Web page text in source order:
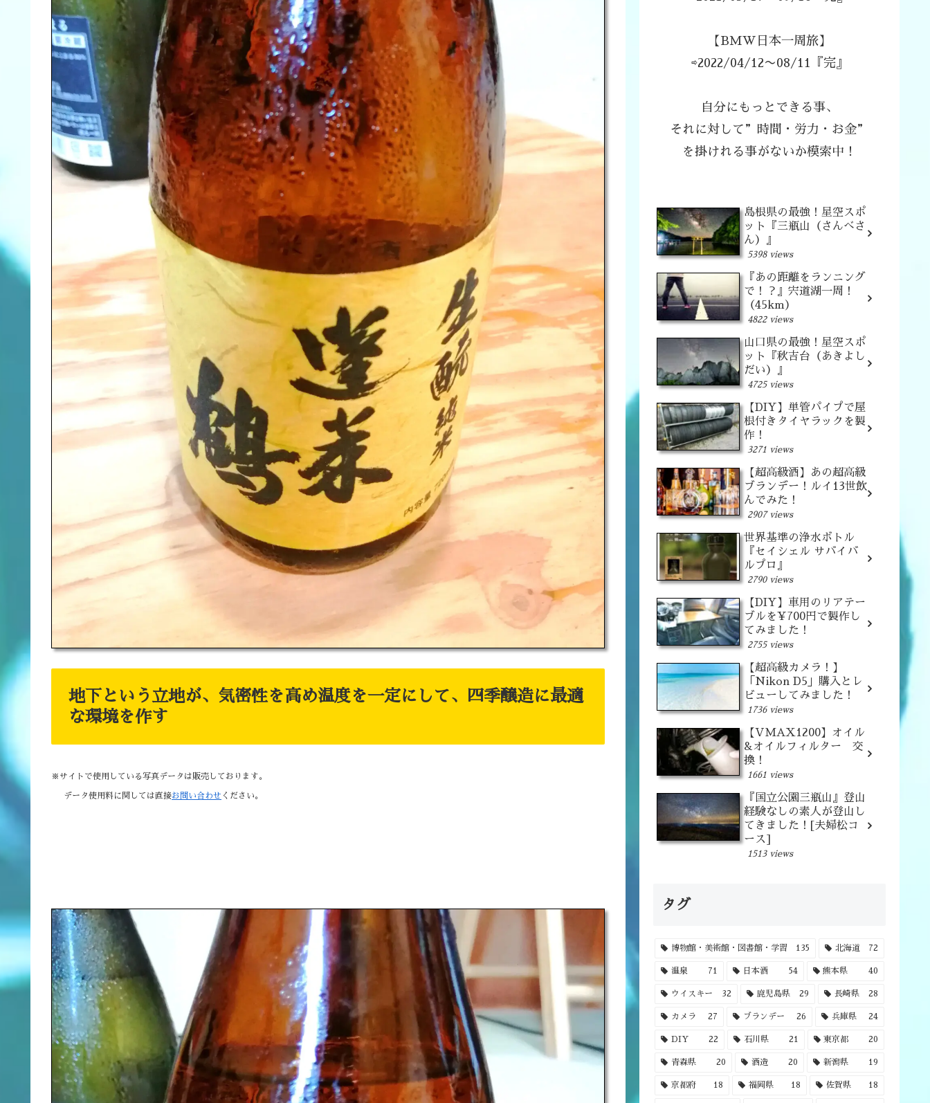
地下という立地が、気密性を高め温度を一定にして、四季醸造に最適
な環境を作す
※サイトで使用している写真データは販売しております。
データ使用料に関しては直接お問い合わせ ください。
【BMW日本一周旅】
⇨2022/04/12〜08/11『完』
自分にもっとできる事、
それに対して”時間・労力・お金”
を掛けれる事がないか模索中！
島根県の最強！星空スポ
ット『三瓶山（さんべさ
ん）』
5398 views
『あの距離をランニング
で！？』宍道湖一周！
（45km）
4822 views
山口県の最強！星空スポ
ット『秋吉台（あきよし
だい）』
4725 views
【DIY】単管パイプで屋
根付きタイヤラックを製
作！
3271 views
【超高級酒】あの超高級
ブランデー！ルイ13世飲
んでみた！
2907 views
世界基準の浄水ボトル
『セイシェル サバイバ
ルプロ』
2790 views
【DIY】車用のリアテー
ブルを¥700円で製作し
てみました！
2755 views
【超高級カメラ！】
「Nikon D5」購入とレ
ビューしてみました！
1736 views
【VMAX1200】オイル
&オイルフィルター 交
換！
1661 views
『国立公園三瓶山』登山
経験なしの素人が登山し
てきました！[夫婦松コ
ース]
1513 views
タグ
博物館・美術館・図書館・学習 135 北海道 72
温泉 71 日本酒 54 熊本県 40
ウイスキー 32 鹿児島県 29 長崎県 28
カメラ 27 ブランデー 26 兵庫県 24
DIY 22 石川県 21 東京都 20
青森県 20 酒造 20 新潟県 19
京都府 18 福岡県 18 佐賀県 18